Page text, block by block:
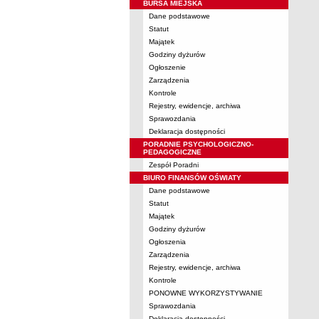
BURSA MIEJSKA
Dane podstawowe
Statut
Majątek
Godziny dyżurów
Ogłoszenie
Zarządzenia
Kontrole
Rejestry, ewidencje, archiwa
Sprawozdania
Deklaracja dostępności
PORADNIE PSYCHOLOGICZNO-
PEDAGOGICZNE
Zespół Poradni
BIURO FINANSÓW OŚWIATY
Dane podstawowe
Statut
Majątek
Godziny dyżurów
Ogłoszenia
Zarządzenia
Rejestry, ewidencje, archiwa
Kontrole
PONOWNE WYKORZYSTYWANIE
Sprawozdania